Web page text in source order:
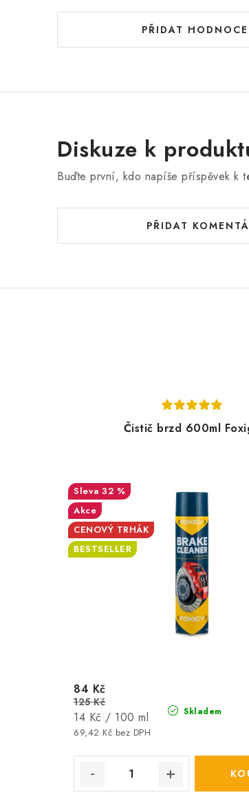
PŘIDAT
Diskuze k
Buďte první, kdo napíše příspěvek k
PŘIDAT
Čistič brzd 600ml
32 %
Akce
CENOVÝ TRHÁK
BESTSELLER
Skladem
69,42 Kč bez DPH
84 Kč
125 Kč
Měrná
cena:
14 Kč / 100 ml